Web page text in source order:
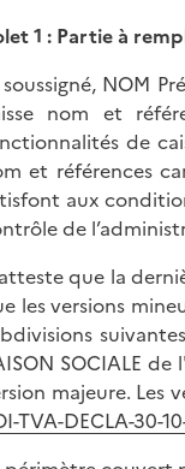
1 : Partie à
soussigné, NOM
nom et
de
et références
aux
de
que la
les versions
SOCIALE
majeure. Les
TVA-DECLA-30-